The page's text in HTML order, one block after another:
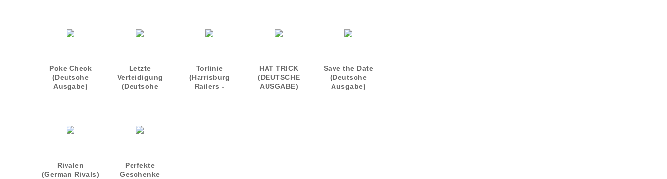
Poke Check
(Deutsche
Ausgabe)
Letzte
Verteidigung
(Deutsche
Torlinie
(Harrisburg
Railers -
HAT TRICK
(DEUTSCHE
AUSGABE)
Save the Date
(Deutsche
Ausgabe)
Rivalen
(German Rivals)
Perfekte
Geschenke